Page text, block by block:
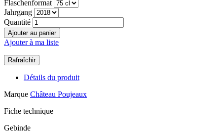
Flaschenformat
Jahrgang
Quantité
Ajouter au panier
Ajouter à ma liste
Détails du produit
Marque Château Poujeaux
Fiche technique
Gebinde